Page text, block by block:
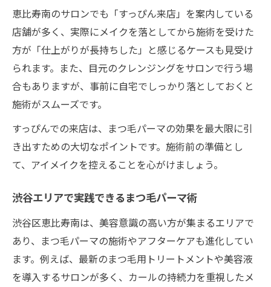
恵比寿南のサロンでも「すっぴん来店」を案内している
店舗が多く、実際にメイクを落としてから施術を受けた
方が「仕上がりが長持ちした」と感じるケースも見受け
られます。また、目元のクレンジングをサロンで行う場
合もありますが、事前に自宅でしっかり落としておくと
施術がスムーズです。
すっぴんでの来店は、まつ毛パーマの効果を最大限に引
き出すための大切なポイントです。施術前の準備とし
て、アイメイクを控えることを心がけましょう。
渋谷エリアで実践できるまつ毛パーマ術
渋谷区恵比寿南は、美容意識の高い方が集まるエリアで
あり、まつ毛パーマの施術やアフターケアも進化してい
ます。例えば、最新のまつ毛用トリートメントや美容液
を導入するサロンが多く、カールの持続力を重視したメ